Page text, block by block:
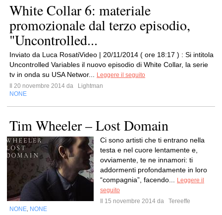
White Collar 6: materiale
promozionale dal terzo episodio,
"Uncontrolled...
Inviato da Luca RosatiVideo | 20/11/2014 ( ore 18:17 ) : Si intitola
Uncontrolled Variables il nuovo episodio di White Collar, la serie
tv in onda su USA Networ...
Leggere il seguito
Il 20 novembre 2014 da
Lightman
NONE
Tim Wheeler – Lost Domain
Ci sono artisti che ti entrano nella
testa e nel cuore lentamente e,
ovviamente, te ne innamori: ti
addormenti profondamente in loro
“compagnia”, facendo...
Leggere il
seguito
Il 15 novembre 2014 da
Tereeffe
NONE NONE